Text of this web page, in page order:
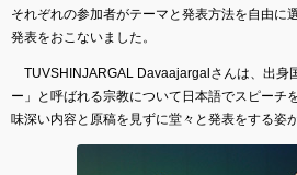
それぞれの参加者がテーマと発表方法を自由に
発表をおこないました。
TUVSHINJARGAL Davaajargalさんは、出身
ー」と呼ばれる宗教について日本語でスピーチ
味深い内容と原稿を見ずに堂々と発表をする姿